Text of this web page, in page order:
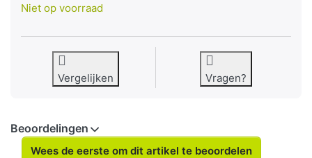
Niet op voorraad
Vergelijken Vragen?
Beoordelingen
Wees de eerste om dit artikel te beoordelen